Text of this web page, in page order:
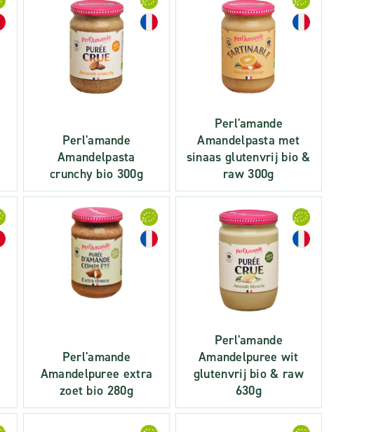
Perl'amande
Amandelpasta
crunchy bio 300g
Perl'amande
Amandelpasta met
sinaas glutenvrij bio &
raw 300g
Perl'amande
Amandelpuree extra
zoet bio 280g
Perl'amande
Amandelpuree wit
glutenvrij bio & raw
630g